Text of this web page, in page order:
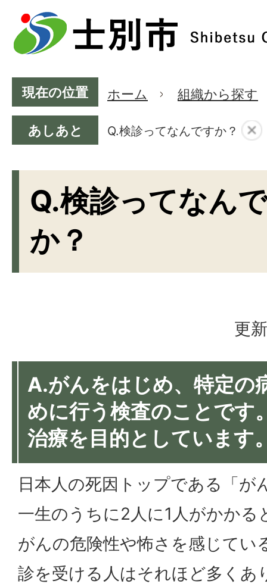
現在の位置 ホーム 組織から探す
あしあと Q.検診ってなんですか？
Q.検診ってなん
か？
更
A.がんをはじめ、特定の
めに行う検査のことです
治療を目的としています
日本人の死因トップである「が
一生のうちに2人に1人がかかる
がんの危険性や怖さを感じてい
診を受ける人はそれほど多くあ